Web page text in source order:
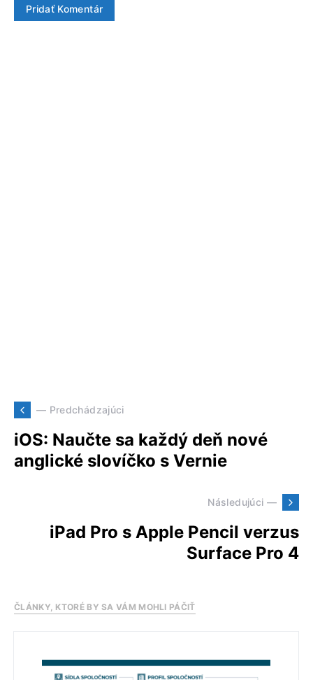
— Predchádzajúci
iOS: Naučte sa každý deň nové
anglické slovíčko s Vernie
Následujúci —
iPad Pro s Apple Pencil verzus
Surface Pro 4
ČLÁNKY, KTORÉ BY SA VÁM MOHLI PÁČIŤ